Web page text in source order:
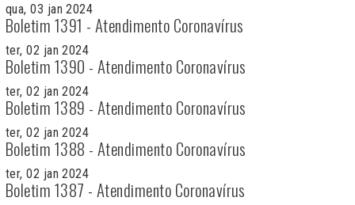
qua, 03 jan 2024
Boletim 1391 - Atendimento Coronavírus
ter, 02 jan 2024
Boletim 1390 - Atendimento Coronavírus
ter, 02 jan 2024
Boletim 1389 - Atendimento Coronavírus
ter, 02 jan 2024
Boletim 1388 - Atendimento Coronavírus
ter, 02 jan 2024
Boletim 1387 - Atendimento Coronavírus